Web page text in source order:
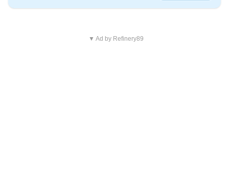
▼ Ad by Refinery89